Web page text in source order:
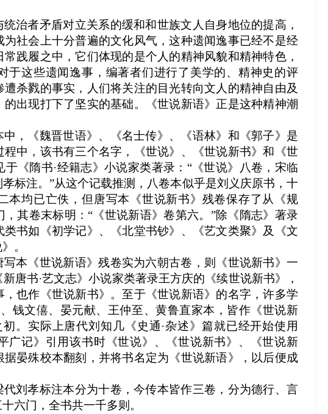
治者矛盾对立关系的缓和和世族文人自身地位的提高，
社会上十分普遍的文化风气，这种遗闻逸事已经不是经
践履之中，它们体现的是个人的精神风貌和精神特色，
于这些遗闻逸事，编著者们进行了美学的、精神史的评
杀戮的事实，人们将关注的目光转向文人的精神自由及
出现打下了坚实的基础。《世说新语》正是这种精神潮
，《魏晋世语》、《名士传》、《语林》和《郭子》是
中，该书有三个名字，《世说》、《世说新书》和《世
于《隋书·经籍志》小说家类著录：“《世说》八卷，宋临
标注。”从这个记载推测，八卷本似乎是刘义庆原书，十
本均已亡佚，但唐写本《世说新书》残卷保存了从《规
其卷末标明：“《世说新语》卷第六。”除《隋志》著录
书如《初学记》、《北堂书钞》、《艺文类聚》及《文
。
本《世说新语》残卷实为六朝古卷，则《世说新书》一
新唐书·艺文志》小说家类著录王方庆的《续世说新书》，
也作《世说新书》。至于《世说新语》的名字，许多学
钱文僖、晏元献、王仲至、黄鲁直家本，皆作《世说新
。实际上唐代刘知几《史通·杂述》篇就已经开始使用
广记》引用该书时《世说》、《世说新书》、《世说新
晏殊校本翻刻，并将书名定为《世说新语》，以后便成
代刘孝标注本分为十卷，今传本皆作三卷，分为德行、言
六门，全书共一千多则。